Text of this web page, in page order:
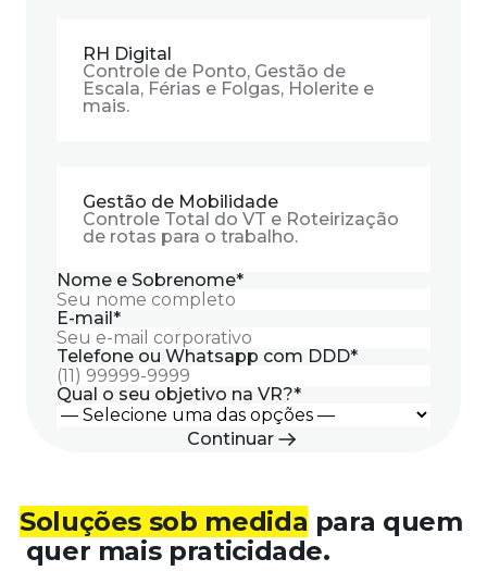
RH Digital
Controle de Ponto, Gestão de
Escala, Férias e Folgas, Holerite e
mais.
Gestão de Mobilidade
Controle Total do VT e Roteirização
de rotas para o trabalho.
Nome e Sobrenome*
E-mail*
Telefone ou Whatsapp com DDD*
Qual o seu objetivo na VR?*
Continuar
Qual o seu cargo?
Número de colaboradores*
rotina.Fique atento ao seu celular,
um de nossos especialistas entrará em contato.
Acesse abaixo para conhecer mais sobre os
Soluções sob medida para quem
quer mais praticidade.